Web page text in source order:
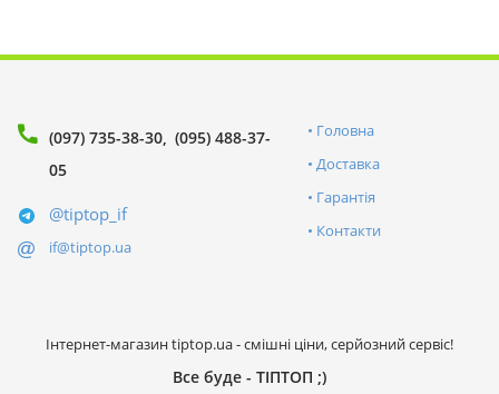
(097) 735-38-30 (095) 488-37-
05
@tiptop_if
if@tiptop.ua
Головна
Доставка
Гарантія
Контакти
Інтернет-магазин tiptop.ua - смішні ціни, серйозний сервіс!
Все буде - ТІПТОП ;)